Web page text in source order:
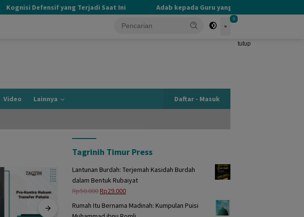
Kognisi Defensif yang Terjadi Saat Ini Adab kepada Guru yang Terlupakan
0
tutup
Video Lainnya Daftar - Masuk
Tagrinih Timur Press
Lantunan Burdah: Terjemah Kasidah Burdah
dalam Bentuk Rubaiyat
Rp50.000Harga
adalah:
Rp29.000Harga
Rumah Itu Bernama Madinah: Kumpulan Puisi